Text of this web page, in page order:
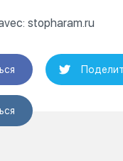
stopharam.ru